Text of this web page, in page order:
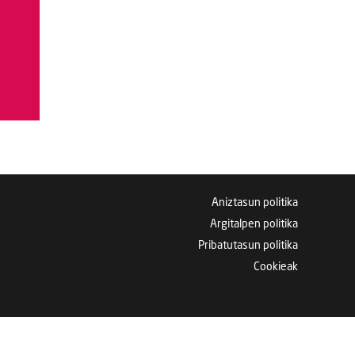
Aniztasun politika
Argitalpen politika
Pribatutasun politika
Cookieak